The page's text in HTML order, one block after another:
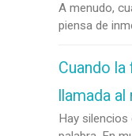
A menudo,
piensa de
Cuando la
llamada
Hay silencios